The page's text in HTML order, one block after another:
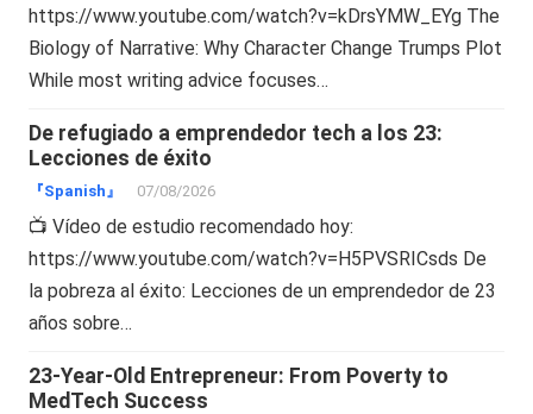
https://www.youtube.com/watch?v=kDrsYMW_EYg The
Biology of Narrative: Why Character Change Trumps Plot
While most writing advice focuses…
De refugiado a emprendedor tech a los 23:
Lecciones de éxito
『Spanish』 07/08/2026
📺 Vídeo de estudio recomendado hoy:
https://www.youtube.com/watch?v=H5PVSRICsds De
la pobreza al éxito: Lecciones de un emprendedor de 23
años sobre…
23-Year-Old Entrepreneur: From Poverty to
MedTech Success